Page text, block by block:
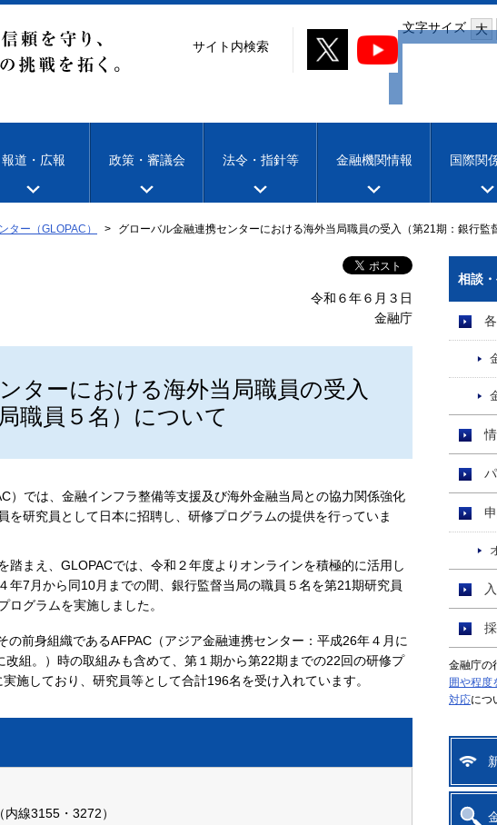
文字サイズ 大
Machine
サイト内検索
報道・広報 政策・審議会 法令・指針等 金融機関情報 国際関
ター（GLOPAC） グローバル金融連携センターにおける海外当局職員の受入（第21期：銀行監
令和６年６月３日
金融庁
ターにおける海外当局職員の受入
職員５名）について
）では、金融インフラ整備等支援及び海外金融当局との協力関係強化
を研究員として日本に招聘し、研修プログラムの提供を行っていま
踏まえ、GLOPACでは、令和２年度よりオンラインを積極的に活用し
年7月から同10月までの間、銀行監督当局の職員５名を第21期研究員
ログラムを実施しました。
の前身組織であるAFPAC（アジア金融連携センター：平成26年４月に
組。）時の取組みも含めて、第１期から第22期までの22回の研修プ
施しており、研究員等として合計196名を受け入れています。
線3155・3272）
相談
金融庁の
囲や程度
対応につ